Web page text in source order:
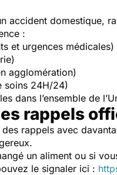
accident domestique,
:
et urgences médicales)
agglomération)
soins 24H/24)
dans l’ensemble de
rappels
rappels avec
un aliment ou si
le signaler ici :